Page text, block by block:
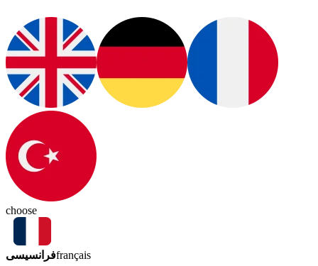
choose
فرانسیسیfrançais